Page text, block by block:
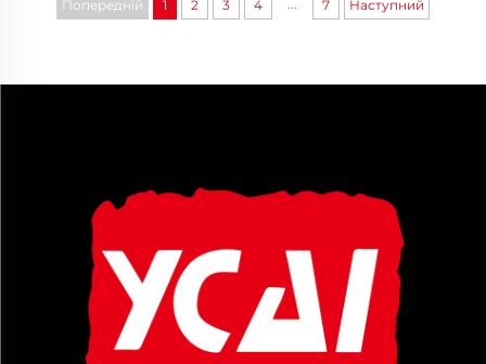
Попередній 1 2 3 4 ... 7 Наступний